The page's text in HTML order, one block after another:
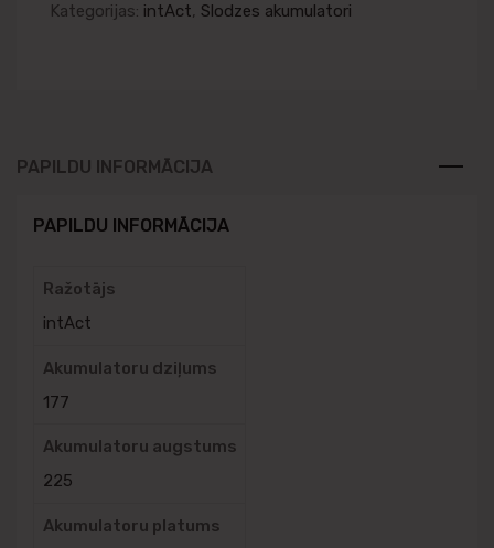
Kategorijas: intAct, Slodzes akumulatori
PAPILDU INFORMĀCIJA
PAPILDU INFORMĀCIJA
Ražotājs
intAct
Akumulatoru dziļums
177
Akumulatoru augstums
225
Akumulatoru platums